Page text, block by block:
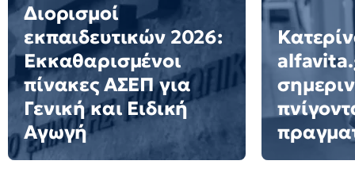
Διορισμοί
εκπαιδευτικών 2026:
Εκκαθαρισμένοι
πίνακες ΑΣΕΠ για
Γενική και Ειδική
Αγωγή